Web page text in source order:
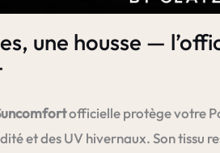
une housse —
officielle protège votre
et des UV hivernaux. Son tissu